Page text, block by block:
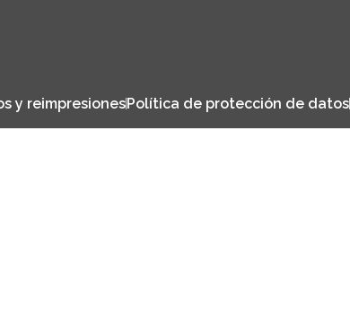
y reimpresionesPolítica de protección de datos